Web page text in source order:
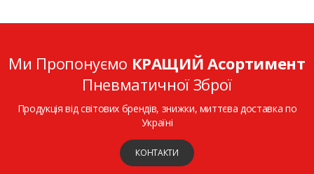
Ми Пропонуємо КРАЩИЙ Асортимент
Пневматичної Зброї
Продукція від світових брендів, знижки, миттєва доставка по
Україні
КОНТАКТИ